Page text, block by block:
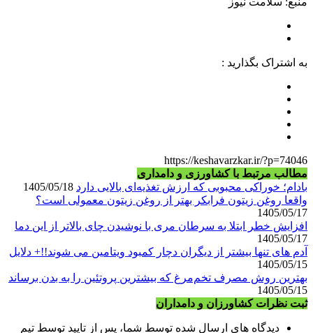
به اشتراک بگذارید :
https://keshavarzkar.ir/?p=74046
مطالب مرتبط با کشاورزی و دامداری
بادام؛ خوراکی محبوبی که ارزش تغذیه‌ای بالایی دارد
واقعا روغن زیتون فرابکر بهتر از روغن زیتون معمولی است؟
1405/05/17
افزایش خطر ابتلا به سرطان مری با نوشیدن چای بالاتر از این دما
1405/05/17
آدم های تنها بیشتر از دیگران دچار کمبود ویتامین می شوند!!+ دلایل
1405/05/15
بهترین روش مصرف تخم‌مرغ که بیشترین پروتئین را به بدن برساند
1405/05/15
ثبت نظرات کشاورزان و دامداران
دیدگاه های ارسال شده توسط شما، پس از تایید توسط تیم